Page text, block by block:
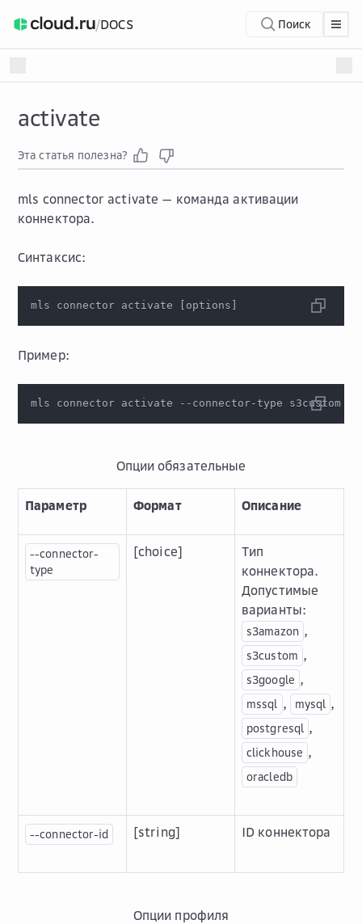
/DOCS Поиск
activate
Эта статья полезна?
mls connector activate — команда активации
коннектора.
Синтаксис:
mls connector activate options
Пример:
mls connector activate --connector-type s3custom
Опции обязательные
Параметр Формат Описание
--connector-
type
[choice]
Тип
коннектора.
Допустимые
варианты:
s3amazon ,
s3custom ,
s3google ,
mssql , mysql ,
postgresql ,
clickhouse ,
oracledb
--connector-id [string] ID коннектора
Опции профиля